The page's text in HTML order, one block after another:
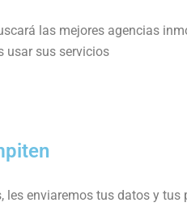
las mejores agencias
usar sus servicios
enviaremos tus datos y tus